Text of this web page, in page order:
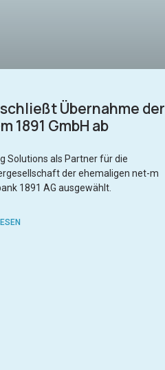
schließt Übernahme der
1891 GmbH ab
Solutions als Partner für die
der ehemaligen net-m
1891 AG ausgewählt.